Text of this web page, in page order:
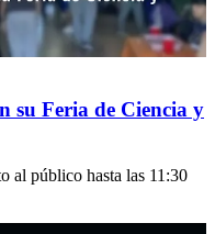
su Feria de Ciencia y
al público hasta las 11:30